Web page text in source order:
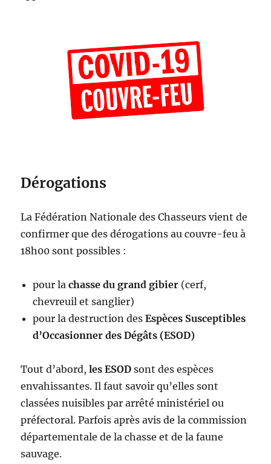
Dérogations
La Fédération Nationale des Chasseurs vient de
confirmer que des dérogations au couvre-feu à
18h00 sont possibles :
pour lachasse du grand gibier (cerf,
chevreuil et sanglier)
pour la destruction desEspèces Susceptibles
d’Occasionner des Dégâts (ESOD)
Tout d’abord,les ESOD sont des espèces
envahissantes. Il faut savoir qu’elles sont
classées nuisibles par arrêté ministériel ou
préfectoral. Parfois après avis de la commission
départementale de la chasse et de la faune
sauvage.